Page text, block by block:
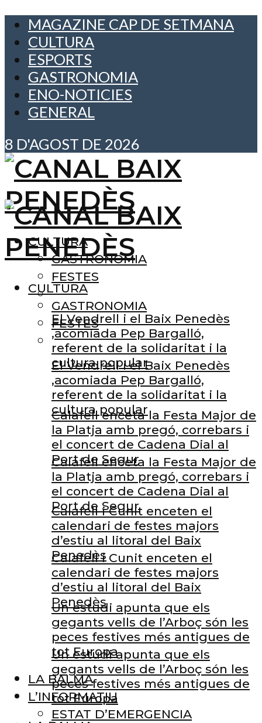
MAGAZINE CAP DE SETMANA
CULTURA
ESPORTS
GASTRONOMIA
ENO-NOTICIES
GENERAL
8 D'AGOST DE 2026
CULTURA
GASTRONOMIA
FESTES
El Vendrell i el Baix Penedès
,acomiada Pep Bargalló,
referent de la solidaritat i la
cultura popular
Calafell enceta la Festa Major de
la Platja amb pregó, correbars i
el concert de Cadena Dial al
Port de Segur
Calafell i Cunit enceten el
calendari de festes majors
d’estiu al litoral del Baix
Penedès
Un estudi apunta que els
gegants vells de l’Arboç són les
peces festives més antigues de
tot Europa
LA BALMA
L’INFORMATIU
ESTAT D’EMERGENCIA
CULTURA
GASTRONOMIA
FESTES
El Vendrell i el Baix Penedès
,acomiada Pep Bargalló,
referent de la solidaritat i la
cultura popular
Calafell enceta la Festa Major de
la Platja amb pregó, correbars i
el concert de Cadena Dial al
Port de Segur
Calafell i Cunit enceten el
calendari de festes majors
d’estiu al litoral del Baix
Penedès
Un estudi apunta que els
gegants vells de l’Arboç són les
peces festives més antigues de
tot Europa